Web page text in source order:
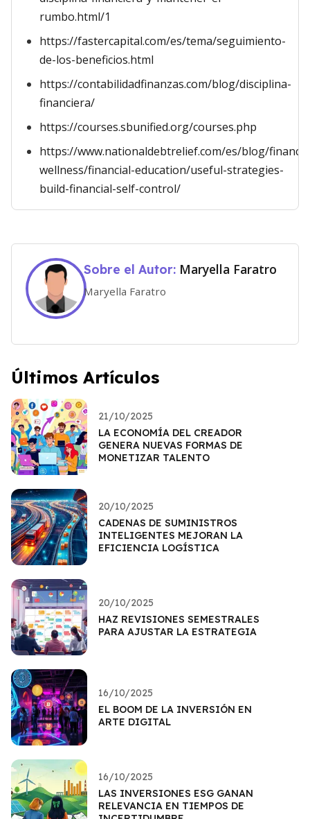
rumbo.html/1
https://fastercapital.com/es/tema/seguimiento-
de-los-beneficios.html
https://contabilidadfinanzas.com/blog/disciplina-
financiera/
https://courses.sbunified.org/courses.php
https://www.nationaldebtrelief.com/es/blog/
wellness/financial-education/useful-strategies-
build-financial-self-control/
Sobre el Autor: Maryella Faratro
Maryella Faratro
Últimos Artículos
21/10/2025
LA ECONOMÍA DEL CREADOR
GENERA NUEVAS FORMAS DE
MONETIZAR TALENTO
20/10/2025
CADENAS DE SUMINISTROS
INTELIGENTES MEJORAN LA
EFICIENCIA LOGÍSTICA
20/10/2025
HAZ REVISIONES SEMESTRALES
PARA AJUSTAR LA ESTRATEGIA
16/10/2025
EL BOOM DE LA INVERSIÓN EN
ARTE DIGITAL
16/10/2025
LAS INVERSIONES ESG GANAN
RELEVANCIA EN TIEMPOS DE